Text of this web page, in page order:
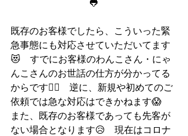
🐸
既存のお客様でしたら、こういった緊
急事態にも対応させていただいてます
😻　すでにお客様のわんこさん・にゃ
んこさんのお世話の仕方が分かってる
からです🙆‍♂️　逆に、新規や初めてのご
依頼では急な対応はできかねます😱
また、既存のお客様であっても先客が
ない場合となります😥　現在はコロナ